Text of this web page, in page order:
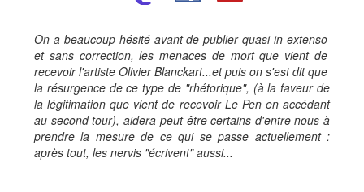
On a beaucoup hésité avant de publier quasi in extenso
et sans correction, les menaces de mort que vient de
recevoir l'artiste Olivier Blanckart...et puis on s'est dit que
la résurgence de ce type de "rhétorique", (à la faveur de
la légitimation que vient de recevoir Le Pen en accédant
au second tour), aidera peut-être certains d'entre nous à
prendre la mesure de ce qui se passe actuellement :
après tout, les nervis "écrivent" aussi...